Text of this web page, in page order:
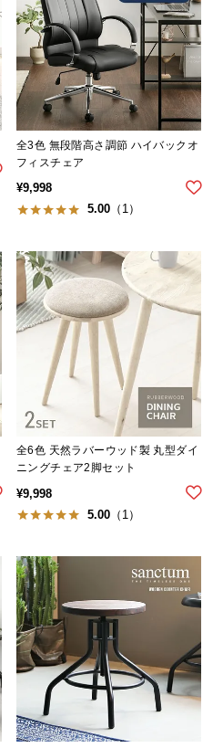
全3色 無段階高さ調節 ハイバックオ
フィスチェア
¥9,998
5.00 （1）
全6色 天然ラバーウッド製 丸型ダイ
ニングチェア2脚セット
¥9,998
5.00 （1）